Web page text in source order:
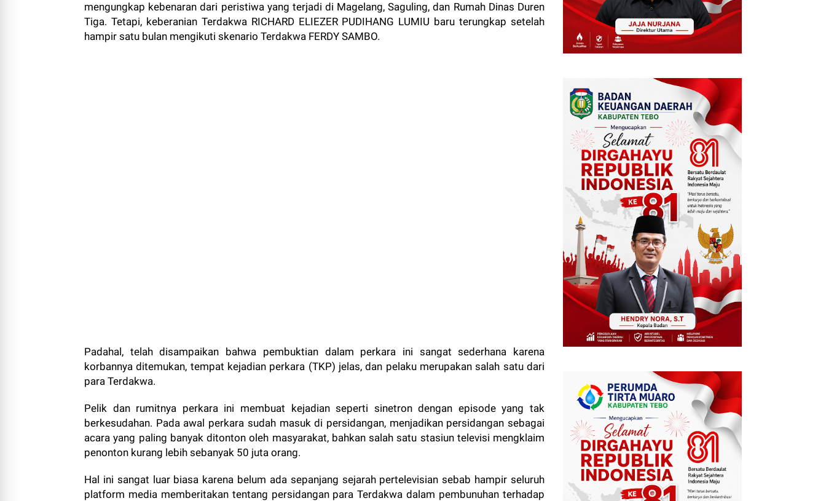
mengungkap kebenaran dari peristiwa yang terjadi di Magelang, Saguling, dan Rumah Dinas Duren
Tiga. Tetapi, keberanian Terdakwa RICHARD ELIEZER PUDIHANG LUMIU baru terungkap setelah
hampir satu bulan mengikuti skenario Terdakwa FERDY SAMBO.
Padahal, telah disampaikan bahwa pembuktian dalam perkara ini sangat sederhana karena
korbannya ditemukan, tempat kejadian perkara (TKP) jelas, dan pelaku merupakan salah satu dari
para Terdakwa.
Pelik dan rumitnya perkara ini membuat kejadian seperti sinetron dengan episode yang tak
berkesudahan. Pada awal perkara sudah masuk di persidangan, menjadikan persidangan sebagai
acara yang paling banyak ditonton oleh masyarakat, bahkan salah satu stasiun televisi mengklaim
penonton kurang lebih sebanyak 50 juta orang.
Hal ini sangat luar biasa karena belum ada sepanjang sejarah pertelevisian sebab hampir seluruh
platform media memberitakan tentang persidangan para Terdakwa dalam pembunuhan terhadap